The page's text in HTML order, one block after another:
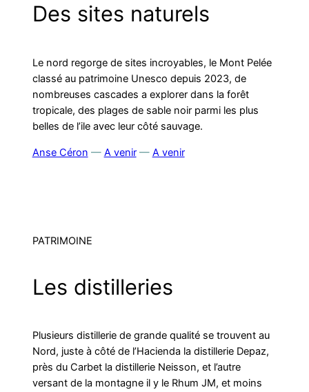
Des sites naturels
Le nord regorge de sites incroyables, le Mont Pelée
classé au patrimoine Unesco depuis 2023, de
nombreuses cascades a explorer dans la forêt
tropicale, des plages de sable noir parmi les plus
belles de l’ile avec leur côté sauvage.
Anse Céron — A venir— A venir
PATRIMOINE
Les distilleries
Plusieurs distillerie de grande qualité se trouvent au
Nord, juste à côté de l’Hacienda la distillerie Depaz,
près du Carbet la distillerie Neisson, et l’autre
versant de la montagne il y le Rhum JM, et moins